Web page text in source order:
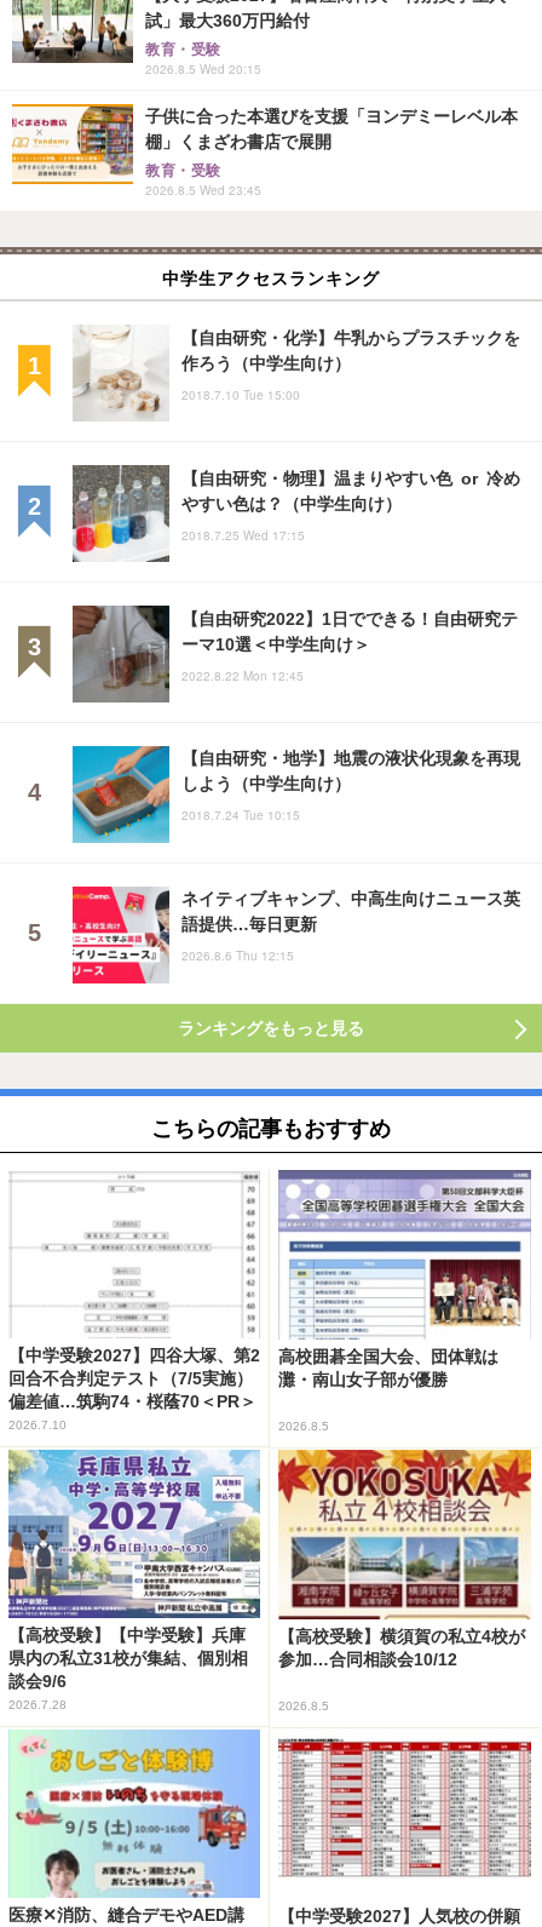
試」最大360万円給付
教育・受験
2026.8.5 Wed 20:15
子供に合った本選びを支援「ヨンデミーレベル本
棚」くまざわ書店で展開
教育・受験
2026.8.5 Wed 23:45
中学生アクセスランキング
【自由研究・化学】牛乳からプラスチックを
作ろう（中学生向け）
2018.7.10 Tue 15:00
【自由研究・物理】温まりやすい色 or 冷め
やすい色は？（中学生向け）
2018.7.25 Wed 17:15
【自由研究2022】1日でできる！自由研究テ
ーマ10選＜中学生向け＞
2022.8.22 Mon 12:45
【自由研究・地学】地震の液状化現象を再現
しよう（中学生向け）
2018.7.24 Tue 10:15
ネイティブキャンプ、中高生向けニュース英
語提供…毎日更新
2026.8.6 Thu 12:15
ランキングをもっと見る
こちらの記事もおすすめ
【中学受験2027】四谷大塚、第2
回合不合判定テスト（7/5実施）
偏差値…筑駒74・桜蔭70＜PR＞
2026.7.10
高校囲碁全国大会、団体戦は
灘・南山女子部が優勝
2026.8.5
【高校受験】【中学受験】兵庫
県内の私立31校が集結、個別相
談会9/6
2026.7.28
【高校受験】横須賀の私立4校が
参加…合同相談会10/12
2026.8.5
医療✕消防、縫合デモやAED講
【中学受験2027】人気校の併願